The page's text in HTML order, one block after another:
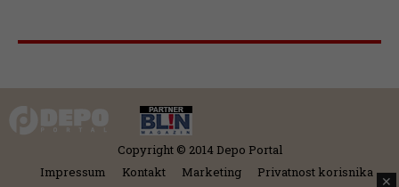
Copyright © 2014 Depo Portal
Impressum
Kontakt Marketing
Privatnost korisnika
✕